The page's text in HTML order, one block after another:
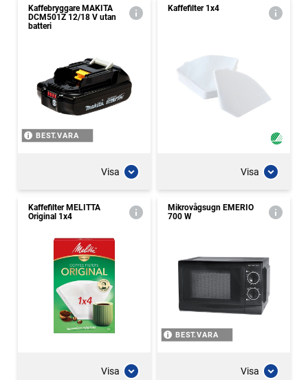
Kaffebryggare MAKITA
DCM501Z 12/18 V utan
batteri
BEST.VARA
Visa
Kaffefilter 1x4
Visa
Kaffefilter MELITTA
Original 1x4
Visa
Mikrovågsugn EMERIO
700 W
BEST.VARA
Visa